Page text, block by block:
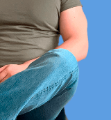
одно из чисел 1